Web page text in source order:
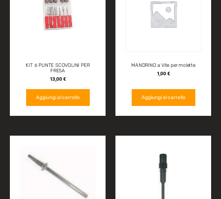
KIT 6 PUNTE SCOVOLINI PER
FRESA
13,00€
Aggiungi al carrello
MANDRINO a Vite per molette
1,00€
Aggiungi al carrello